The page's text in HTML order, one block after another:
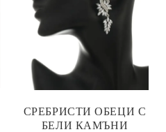
СРЕБРИСТИ ОБЕЦИ С
БЕЛИ КАМЪНИ